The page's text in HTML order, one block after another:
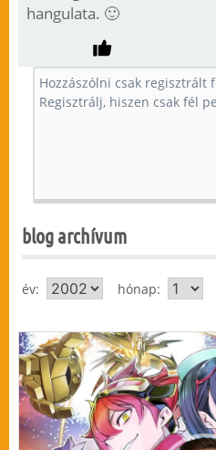
hangulata. 🙂
blog archívum
év: hónap: